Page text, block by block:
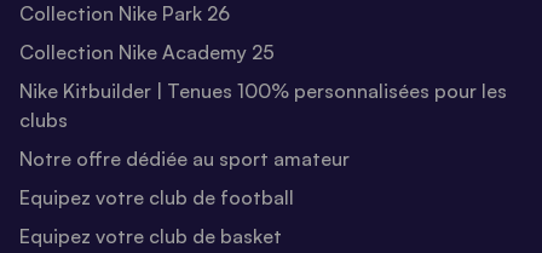
Collection Nike Park 26
Collection Nike Academy 25
Nike Kitbuilder | Tenues 100% personnalisées pour les
clubs
Notre offre dédiée au sport amateur
Equipez votre club de football
Equipez votre club de basket